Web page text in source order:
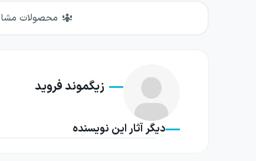
محصولات
زیگموند فروید
دیگر آثار این نویسنده